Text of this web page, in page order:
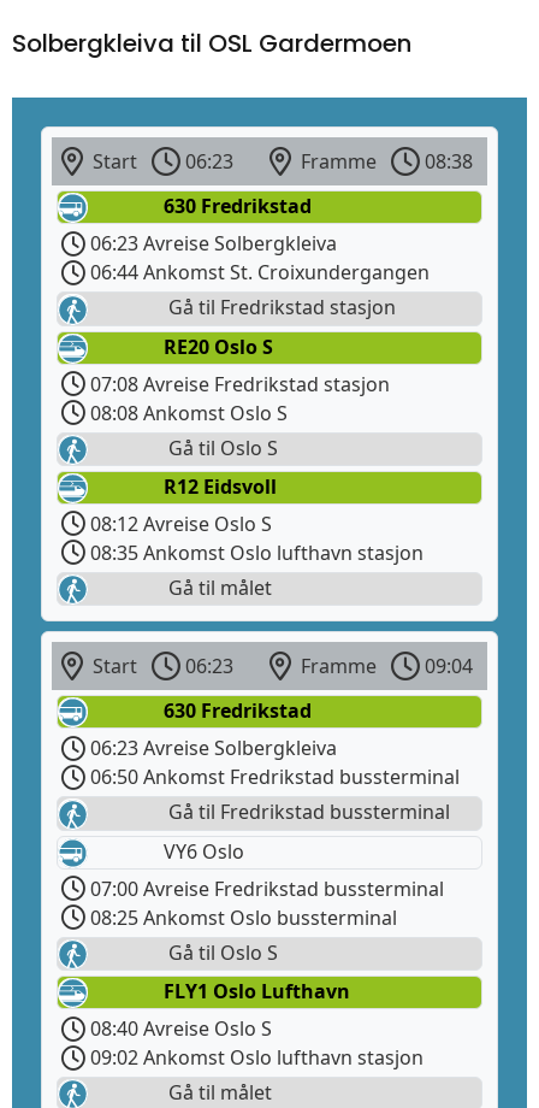
Solbergkleiva til OSL Gardermoen
Start 06:23 Framme
08:38
630 Fredrikstad
06:23 Avreise Solbergkleiva
06:44 Ankomst St. Croixundergangen
Gå til Fredrikstad stasjon
RE20 Oslo S
07:08 Avreise Fredrikstad stasjon
08:08 Ankomst Oslo S
Gå til Oslo S
R12 Eidsvoll
08:12 Avreise Oslo S
08:35 Ankomst Oslo lufthavn stasjon
Gå til målet
Start 06:23 Framme
09:04
630 Fredrikstad
06:23 Avreise Solbergkleiva
06:50 Ankomst Fredrikstad bussterminal
Gå til Fredrikstad bussterminal
VY6 Oslo
07:00 Avreise Fredrikstad bussterminal
08:25 Ankomst Oslo bussterminal
Gå til Oslo S
FLY1 Oslo Lufthavn
08:40 Avreise Oslo S
09:02 Ankomst Oslo lufthavn stasjon
Gå til målet